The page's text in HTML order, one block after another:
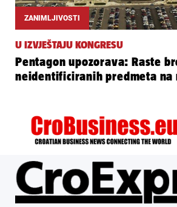
ZANIMLJIVOSTI
U IZVJEŠTAJU KONGRESU
Pentagon upozorava: Raste
neidentificiranih predmeta na
ÜBER UNS